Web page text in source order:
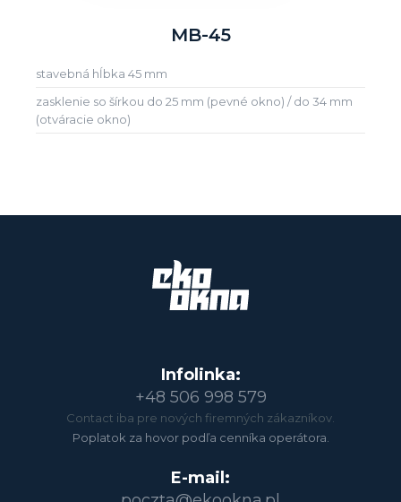
MB-45
stavebná hĺbka 45 mm
zasklenie so šírkou do 25 mm (pevné okno) / do 34 mm
(otváracie okno)
Infolinka:
+48 506 998 579
Contact iba pre nových firemných zákazníkov.
Poplatok za hovor podľa cenníka operátora.
E-mail: